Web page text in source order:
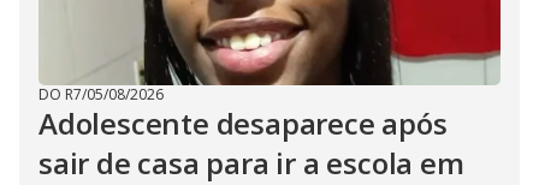
DO R7/05/08/2026
Adolescente desaparece após
sair de casa para ir a escola em